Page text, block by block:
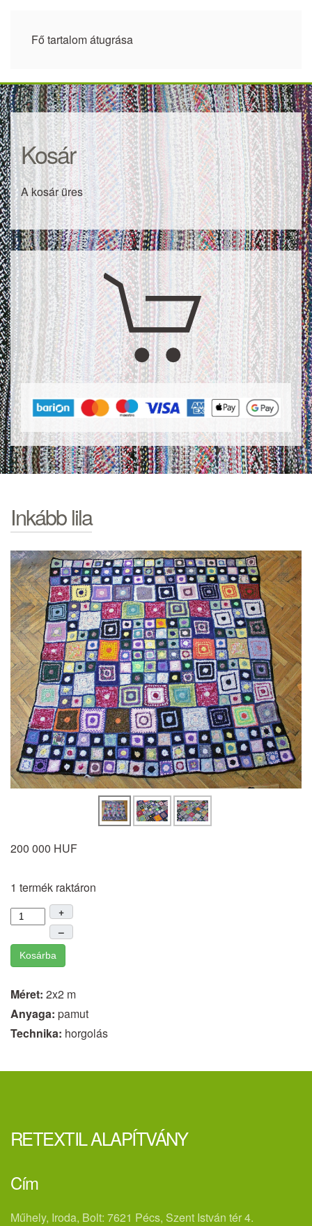
Fő tartalom átugrása
Kosár
A kosár üres
Inkább lila
200 000 HUF
1 termék raktáron
+
–
Kosárba
Méret: 2x2 m
Anyaga: pamut
Technika: horgolás
RETEXTIL ALAPÍTVÁNY
Cím
Műhely, Iroda, Bolt: 7621 Pécs, Szent István tér 4.